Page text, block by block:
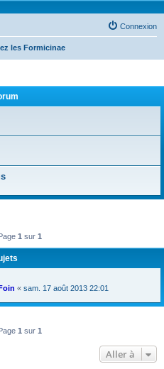
Connexion
les Formicinae
1 sur 1
« sam. 17 août 2013 22:01
1 sur 1
Aller à